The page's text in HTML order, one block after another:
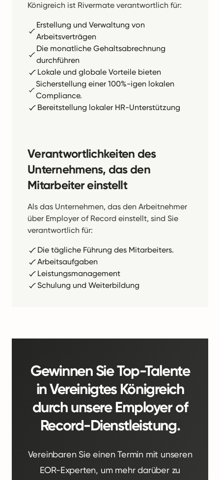
Königreich ist Rivermate verantwortlich für:
Erstellung und Verwaltung von
Arbeitsverträgen
Die monatliche Gehaltsabrechnung
durchführen
Lokale und globale Vorteile bieten
Sicherstellung einer 100%-igen lokalen
Compliance.
Bereitstellung lokaler HR-Unterstützung
Verantwortlichkeiten des
Unternehmens, das den
Mitarbeiter einstellt
Als das Unternehmen, das den Arbeitnehmer
über Employer of Record einstellt, sind Sie
verantwortlich für:
Die tägliche Führung des Mitarbeiters.
Arbeitsaufgaben
Leistungsmanagement
Schulung und Weiterbildung
Gewinnen Sie Top-Talente
in Vereinigtes Königreich
durch unsere Employer of
Record-Dienstleistung.
Vereinbaren Sie einen Termin mit unseren
EOR-Experten, um mehr darüber zu